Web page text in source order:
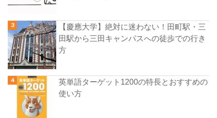
【慶應大学】絶対に迷わない！田町駅・三
田駅から三田キャンパスへの徒歩での行き
方
英単語ターゲット1200の特長とおすすめの
使い方